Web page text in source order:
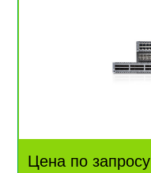
Цена по запросу